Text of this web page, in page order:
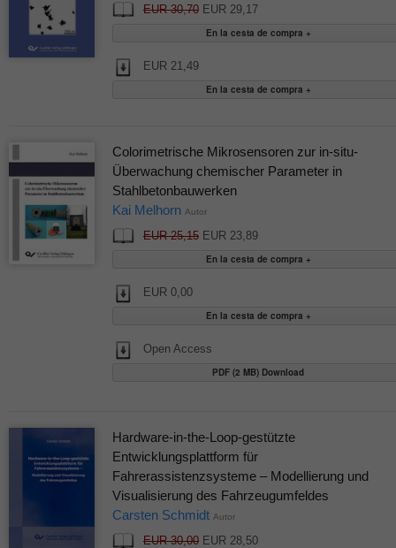
EUR 30,70EUR 29,17
EUR 21,49
Colorimetrische Mikrosensoren zur in-situ-
Überwachung chemischer Parameter in
Stahlbetonbauwerken
Kai Melhorn Autor
EUR 25,15EUR 23,89
EUR 0,00
Open Access
PDF (2 MB) Download
Hardware-in-the-Loop-gestützte
Entwicklungsplattform für
Fahrerassistenzsysteme – Modellierung und
Visualisierung des Fahrzeugumfeldes
Carsten Schmidt Autor
EUR 30,00EUR 28,50